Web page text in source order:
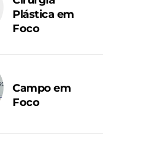
Plástica em
Foco
Campo em
Foco